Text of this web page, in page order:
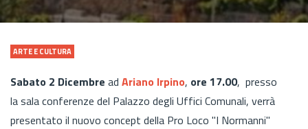
ARTE E CULTURA
Sabato 2 Dicembre ad Ariano Irpino, ore 17.00, presso
la sala conferenze del Palazzo degli Uffici Comunali, verrà
presentato il nuovo concept della Pro Loco "I Normanni"